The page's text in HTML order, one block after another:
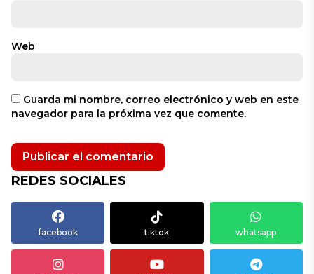
Web
Guarda mi nombre, correo electrónico y web en este
navegador para la próxima vez que comente.
REDES SOCIALES
facebook tiktok whatsapp